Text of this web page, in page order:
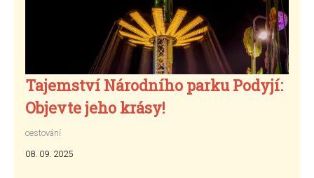
Tajemství Národního parku Podyjí:
Objevte jeho krásy!
cestování
08. 09. 2025